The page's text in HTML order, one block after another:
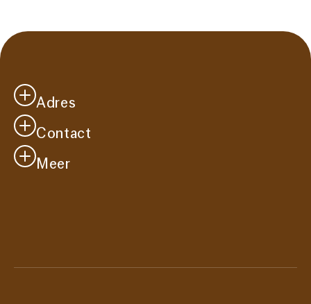
Adres
Casa Cadanza
Westersingel 41
2651 CM
Contact
info@casacadanza.nl
Meer